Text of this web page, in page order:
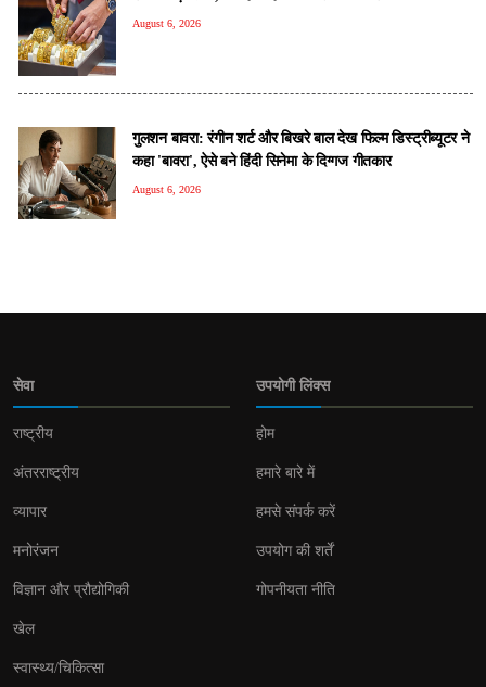
August 6, 2026
गुलशन बावरा: रंगीन शर्ट और बिखरे बाल देख फिल्म डिस्ट्रीब्यूटर ने
कहा 'बावरा', ऐसे बने हिंदी सिनेमा के दिग्गज गीतकार
August 6, 2026
सेवा
राष्ट्रीय
अंतरराष्ट्रीय
व्यापार
मनोरंजन
विज्ञान और प्रौद्योगिकी
खेल
स्वास्थ्य/चिकित्सा
उपयोगी लिंक्स
होम
हमारे बारे में
हमसे संपर्क करें
उपयोग की शर्तें
गोपनीयता नीति